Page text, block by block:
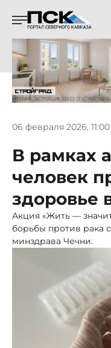
06 февраля 2026, 11:00
В рамках
человек
здоровье
Акция «Жить —
борьбы против рака
минздрава Чечни.